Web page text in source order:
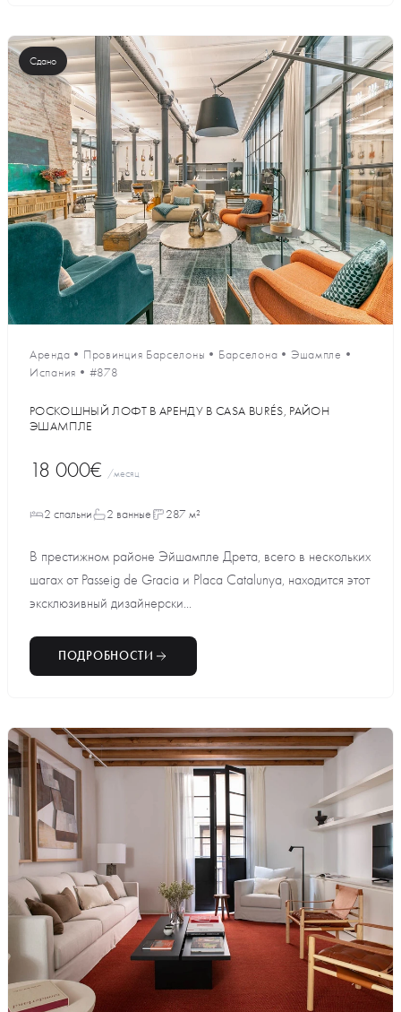
Сдано
Аренда • Провинция Барселоны • Барселона • Эшампле •
Испания • #878
РОСКОШНЫЙ ЛОФТ В АРЕНДУ В CASA BURÉS, РАЙОН
ЭШАМПЛЕ
18 000€ /месяц
2 спальни 2 ванные 287 м²
В престижном районе Эйшампле Дрета, всего в нескольких
шагах от Passeig de Gracia и Placa Catalunya, находится этот
эксклюзивный дизайнерски...
ПОДРОБНОСТИ